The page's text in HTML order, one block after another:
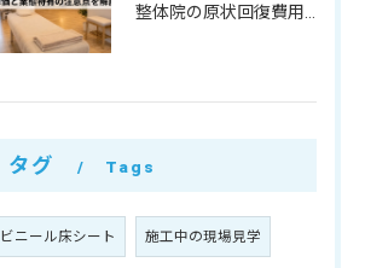
タグ Tags
ビニール床シート 施工中の現場見学